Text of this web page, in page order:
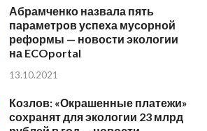
Абрамченко назвала пять
параметров успеха мусорной
реформы — новости экологии
на ECOportal
13.10.2021
Козлов: «Окрашенные платежи»
сохранят для экологии 23 млрд